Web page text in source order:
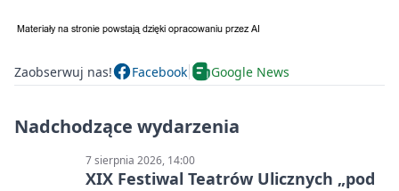
Zaobserwuj nas! Facebook Google News
Nadchodzące wydarzenia
7 sierpnia 2026, 14:00
XIX Festiwal Teatrów Ulicznych „pod